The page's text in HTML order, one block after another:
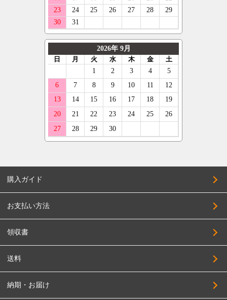
購入ガイド
お支払い方法
領収書
送料
納期・お届け